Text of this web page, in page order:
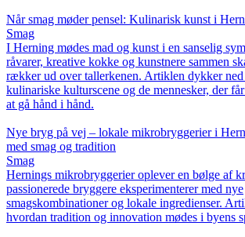
Når smag møder pensel: Kulinarisk kunst i
Smag
I Herning mødes mad og kunst i en sanselig
råvarer, kreative kokke og kunstnere sammen
rækker ud over tallerkenen. Artiklen dykker ned
kulinariske kulturscene og de mennesker, der
at gå hånd i hånd.
Nye bryg på vej – lokale mikrobryggerier i
med smag og tradition
Smag
Hernings mikrobryggerier oplever en bølge af
passionerede bryggere eksperimenterer med nye
smagskombinationer og lokale ingredienser.
hvordan tradition og innovation mødes i byens